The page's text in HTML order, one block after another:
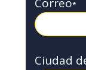
*
Ciudad